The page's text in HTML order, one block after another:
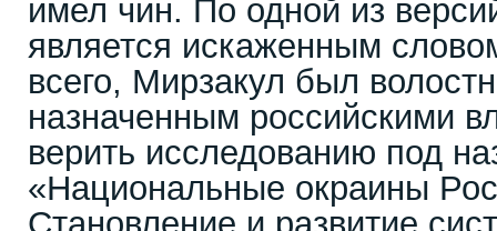
имел чин. По одной из
является искаженным
всего, Мирзакул был
назначенным российскими
верить исследованию под
«Национальные окраины